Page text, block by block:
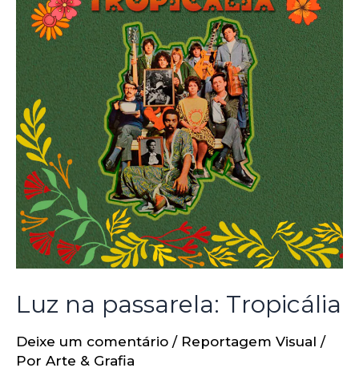
Luz na passarela: Tropicália
Deixe um comentário / Reportagem Visual /
Por Arte & Grafia